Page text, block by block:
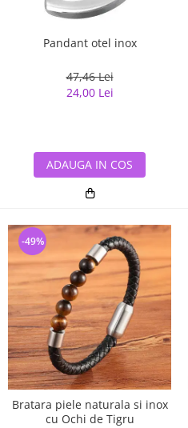
Pandant otel inox
47,46 Lei
24,00 Lei
ADAUGA IN COS
Bratara piele naturala si inox
cu Ochi de Tigru
-49%